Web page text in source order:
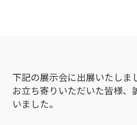
下記の展示会に出展いたしま
お立ち寄りいただいた皆様、
いました。